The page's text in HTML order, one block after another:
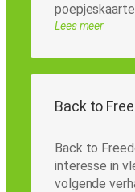
Lees meer
Back to
Back to
interesse in
volgende